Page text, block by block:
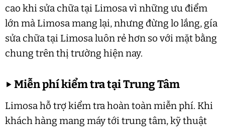
cao khi sửa chữa tại Limosa vì những ưu điểm
lớn mà Limosa mang lại, nhưng đừng lo lắng, gía
sửa chữa tại Limosa luôn rẻ hơn so với mặt bằng
chung trên thị trường hiện nay.
▶Miễn phí kiểm tra tại Trung Tâm
Limosa hỗ trợ kiểm tra hoàn toàn miễn phí. Khi
khách hàng mang máy tới trung tâm, kỹ thuật